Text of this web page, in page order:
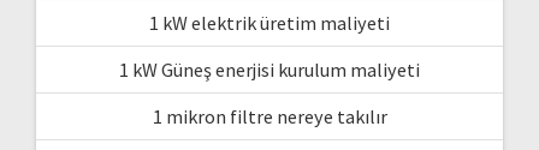
1 kW elektrik üretim maliyeti
1 kW Güneş enerjisi kurulum maliyeti
1 mikron filtre nereye takılır